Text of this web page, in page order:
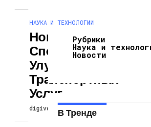
НАУКА И ТЕХНОЛОГИИ
Новый Метод
Способствует
Улучшению
Транспортных
Услуг
digiversion 14.04.2024
Рубрики
Наука и
Новости
В Тренде